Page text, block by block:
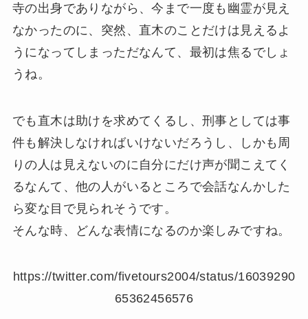
寺の出身でありながら、今まで一度も幽霊が見え
なかったのに、突然、直木のことだけは見えるよ
うになってしまっただなんて、最初は焦るでしょ
うね。
でも直木は助けを求めてくるし、刑事としては事
件も解決しなければいけないだろうし、しかも周
りの人は見えないのに自分にだけ声が聞こえてく
るなんて、他の人がいるところで会話なんかした
ら変な目で見られそうです。
そんな時、どんな表情になるのか楽しみですね。
https://twitter.com/fivetours2004/status/16039290
65362456576